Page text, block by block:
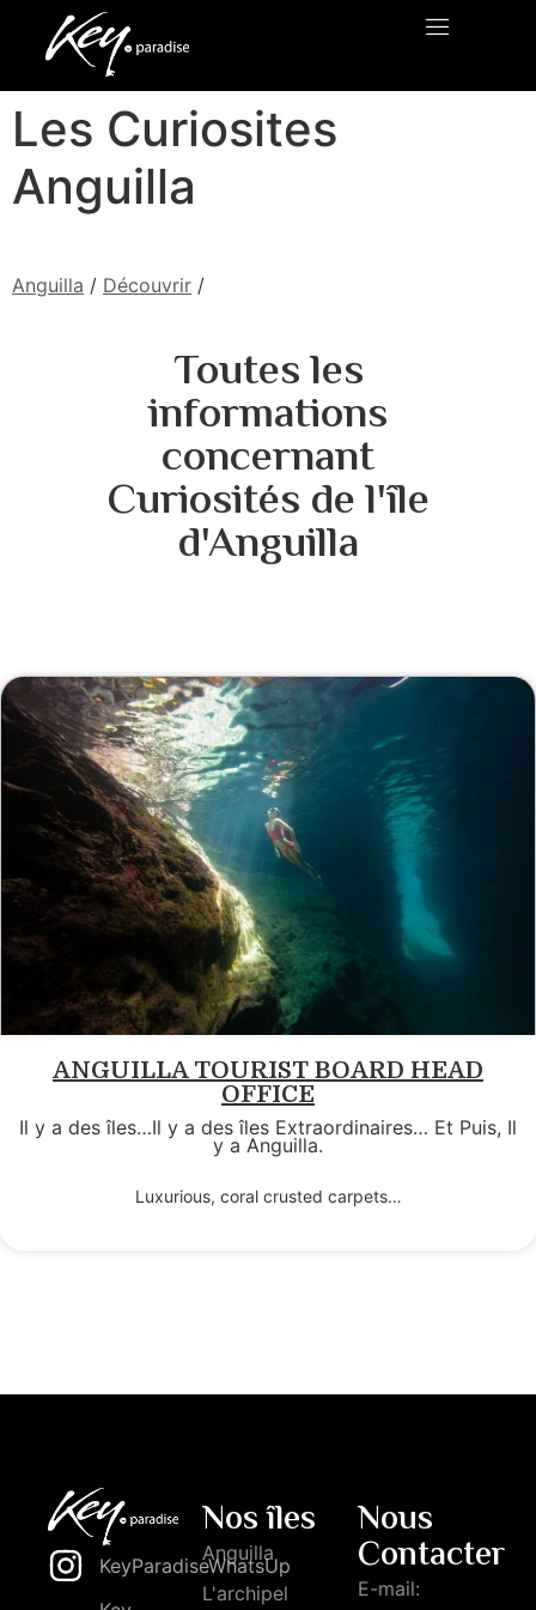
Les Curiosites
Anguilla
Anguilla / Découvrir /
Toutes les
informations
concernant
Curiosités de l'île
d'Anguilla
ANGUILLA TOURIST BOARD HEAD
OFFICE
Il y a des îles…Il y a des îles Extraordinaires… Et Puis, Il
y a Anguilla.
Luxurious, coral crusted carpets…
KeyParadiseWhatsUp
Nos îles
Anguilla
L'archipel
Nous
Contacter
E-mail: